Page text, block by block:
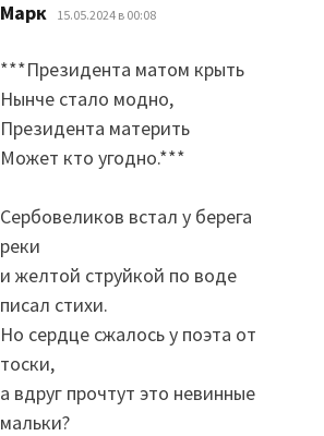
Марк 15.05.2024 в 00:08
***Президента матом крыть
Нынче стало модно,
Президента материть
Может кто угодно.***
Сербовеликов встал у берега
реки
и желтой струйкой по воде
писал стихи.
Но сердце сжалось у поэта от
тоски,
а вдруг прочтут это невинные
мальки?